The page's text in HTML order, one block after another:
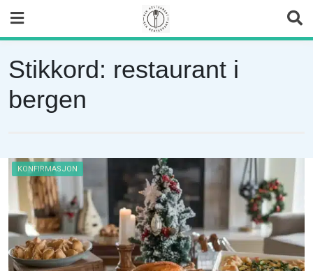
content
Stikkord: restaurant i
bergen
KONFIRMASJON